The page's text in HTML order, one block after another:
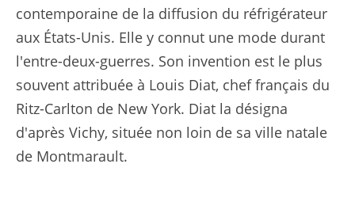
contemporaine de la diffusion du réfrigérateur
aux États-Unis. Elle y connut une mode durant
l'entre-deux-guerres. Son invention est le plus
souvent attribuée à Louis Diat, chef français du
Ritz-Carlton de New York. Diat la désigna
d'après Vichy, située non loin de sa ville natale
de Montmarault.